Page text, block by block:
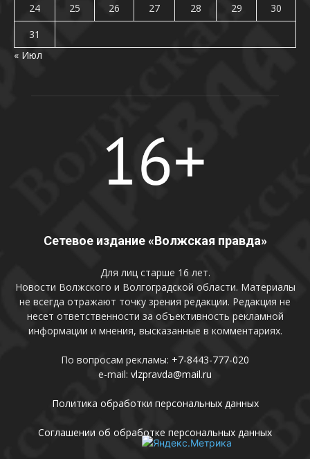
24
25 26 27 28 29
30
31
« Июл
Сетевое издание «Волжская правда»
Для лиц старше 16 лет.
Новости Волжского и Волгоградской области. Материалы
не всегда отражают точку зрения редакции. Редакция не
несет ответственности за объективность рекламной
информации и мнения, высказанные в комментариях.
По вопросам рекламы: +7-8443-777-020
e-mail: vlzpravda@mail.ru
Политика обработки персональных данных
Соглашении об обработке персональных данных